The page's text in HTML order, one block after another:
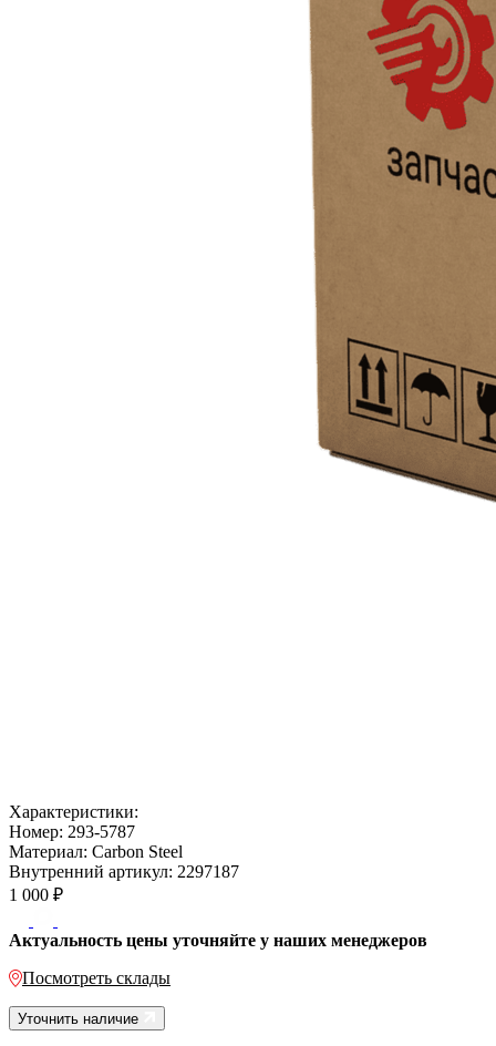
Характеристики:
Номер: 293-5787
Материал: Carbon Steel
Внутренний артикул: 2297187
1 000 ₽
Актуальность цены уточняйте у наших менеджеров
Посмотреть склады
Уточнить наличие